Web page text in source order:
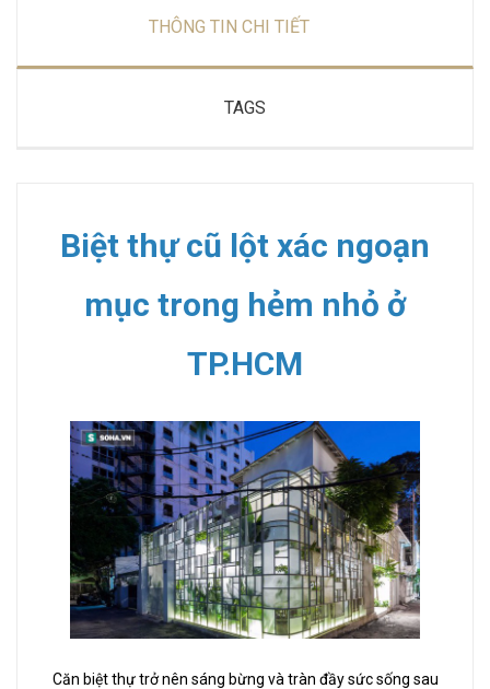
THÔNG TIN CHI TIẾT
TAGS
Biệt thự cũ lột xác ngoạn
mục trong hẻm nhỏ ở
TP.HCM
Căn biệt thự trở nên sáng bừng và tràn đầy sức sống sau